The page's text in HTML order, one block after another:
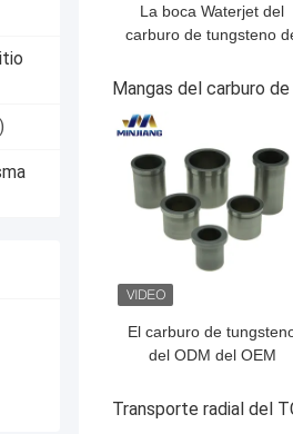
La boca Waterjet del
carburo de tungsteno
modificó alta dureza
Mangas del carburo
El carburo de
del ODM del OEM
níquel que lleva las
MEJOR PRECIO
Transporte radial del